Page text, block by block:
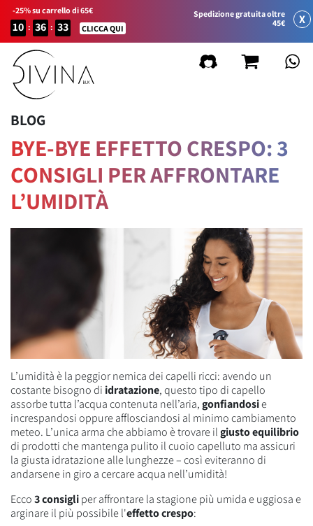
-25% su carrello di 65€
10 : 36 : 33 CLICCA QUI
Spedizione gratuita oltre
45€
X
BLOG
BYE-BYE EFFETTO CRESPO: 3
CONSIGLI PER AFFRONTARE
L’UMIDITÀ
L’umidità è la peggior nemica dei capelli ricci: avendo un
costante bisogno di idratazione, questo tipo di capello
assorbe tutta l’acqua contenuta nell’aria,gonfiandosie
increspandosi oppure afflosciandosi al minimo cambiamento
meteo. L’unica arma che abbiamo è trovare ilgiusto equilibrio
di prodotti che mantenga pulito il cuoio capelluto ma assicuri
la giusta idratazione alle lunghezze – così eviteranno di
andarsene in giro a cercare acqua nell’umidità!
Ecco3 consigliper affrontare la stagione più umida e uggiosa e
arginare il più possibile l'effetto crespo: